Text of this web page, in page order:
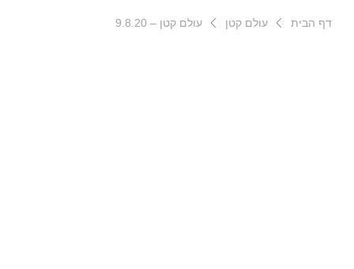
דף הבית עולם קטן עולם קטן – 9.8.20